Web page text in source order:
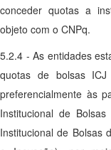
conceder quotas a
objeto com o CNPq.
5.2.4 - As entidades
quotas de bolsas ICJ
preferencialmente às
Institucional de
Institucional de Bolsas